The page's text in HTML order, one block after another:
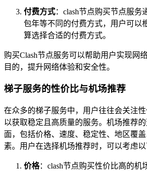
付费方式：clash节点购买节点服务
包年等不同的付费方式，用户可以
算选择合适的付费方式。
购买Clash节点服务可以帮助用户实现网
目的，提升网络体验和安全性。
梯子服务的性价比与机场推荐
在众多的梯子服务中，用户往往会关注性
以获取稳定且高质量的服务。机场推荐
面，包括价格、速度、稳定性、地区覆
素。用户在选择机场推荐时，可以考虑以
价格：clash节点购买性价比高的机